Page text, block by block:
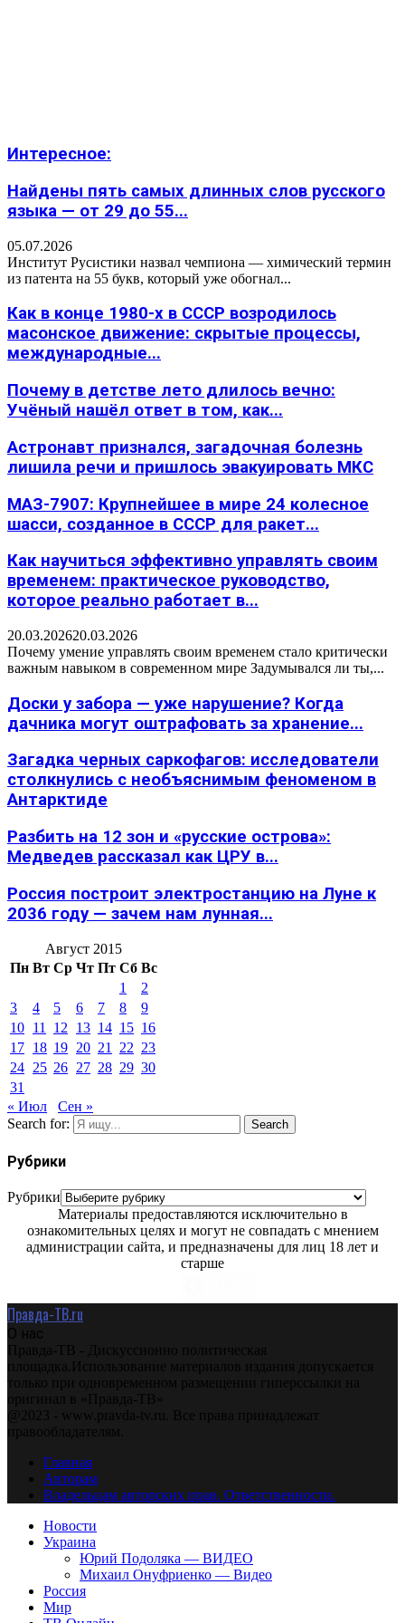
Интересное:
Найдены пять самых длинных слов русского
языка — от 29 до 55...
05.07.2026
Институт Русистики назвал чемпиона — химический термин
из патента на 55 букв, который уже обогнал...
Как в конце 1980-х в СССР возродилось
масонское движение: скрытые процессы,
международные...
Почему в детстве лето длилось вечно:
Учёный нашёл ответ в том, как...
Астронавт признался, загадочная болезнь
лишила речи и пришлось эвакуировать МКС
МАЗ-7907: Крупнейшее в мире 24 колесное
шасси, созданное в СССР для ракет...
Как научиться эффективно управлять своим
временем: практическое руководство,
которое реально работает в...
20.03.202620.03.2026
Почему умение управлять своим временем стало критически
важным навыком в современном мире Задумывался ли ты,...
Доски у забора — уже нарушение? Когда
дачника могут оштрафовать за хранение...
Загадка черных саркофагов: исследователи
столкнулись с необъяснимым феноменом в
Антарктиде
Разбить на 12 зон и «русские острова»:
Медведев рассказал как ЦРУ в...
Россия построит электростанцию на Луне к
2036 году — зачем нам лунная...
Август 2015
Пн Вт Ср Чт Пт Сб Вс
1
2
3
4 5 6 7 8
9
10 11 12 13 14 15 16
17 18 19 20 21 22 23
24 25 26 27 28 29 30
31
« Июл
Сен »
Search for:
Search
Рубрики
Рубрики
Материалы предоставляются исключительно в
ознакомительных целях и могут не совпадать с мнением
администрации сайта, и предназначены для лиц 18 лет и
старше
Правда-ТВ.ru
О нас
Правда-ТВ - Дискуссионно политическая
площадка.Использование материалов издания допускается
только при одновременном размещении гиперссылки на
оригинал в «Правда-ТВ»
@2023 - www.pravda-tv.ru. Все права принадлежат
правообладателям.
Главная
Авторам
Владельцам авторских прав. Ответственности.
Новости
Украина
Юрий Подоляка — ВИДЕО
Михаил Онуфриенко — Видео
Россия
Мир